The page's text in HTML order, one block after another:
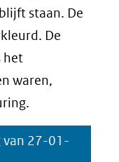
staan. De
De
het
waren,
van 27-01-